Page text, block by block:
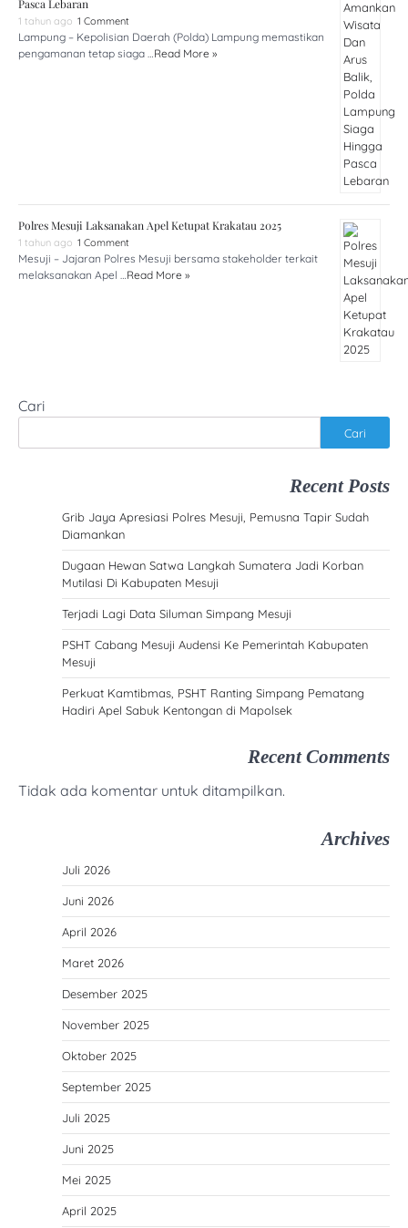
Pasca Lebaran
1 tahun ago 1 Comment
Lampung – Kepolisian Daerah (Polda) Lampung memastikan
pengamanan tetap siaga …Read More »
Polres Mesuji Laksanakan Apel Ketupat Krakatau 2025
1 tahun ago 1 Comment
Mesuji – Jajaran Polres Mesuji bersama stakeholder terkait
melaksanakan Apel …Read More »
Cari
Cari
Recent Posts
Grib Jaya Apresiasi Polres Mesuji, Pemusna Tapir Sudah
Diamankan
Dugaan Hewan Satwa Langkah Sumatera Jadi Korban
Mutilasi Di Kabupaten Mesuji
Terjadi Lagi Data Siluman Simpang Mesuji
PSHT Cabang Mesuji Audensi Ke Pemerintah Kabupaten
Mesuji
Perkuat Kamtibmas, PSHT Ranting Simpang Pematang
Hadiri Apel Sabuk Kentongan di Mapolsek
Recent Comments
Tidak ada komentar untuk ditampilkan.
Archives
Juli 2026
Juni 2026
April 2026
Maret 2026
Desember 2025
November 2025
Oktober 2025
September 2025
Juli 2025
Juni 2025
Mei 2025
April 2025